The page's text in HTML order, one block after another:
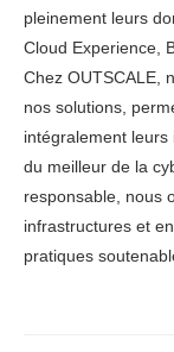
pleinement leurs
Cloud Experience,
Chez OUTSCALE,
nos solutions,
intégralement
du meilleur de la
responsable, nous
infrastructures et
pratiques